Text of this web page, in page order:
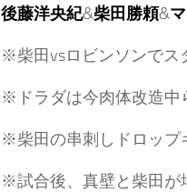
後藤洋央紀&柴田勝頼&
※柴田vsロビンソンでス
※ドラダは今肉体改造中
※柴田の串刺しドロップ
※試合後、真壁と柴田が